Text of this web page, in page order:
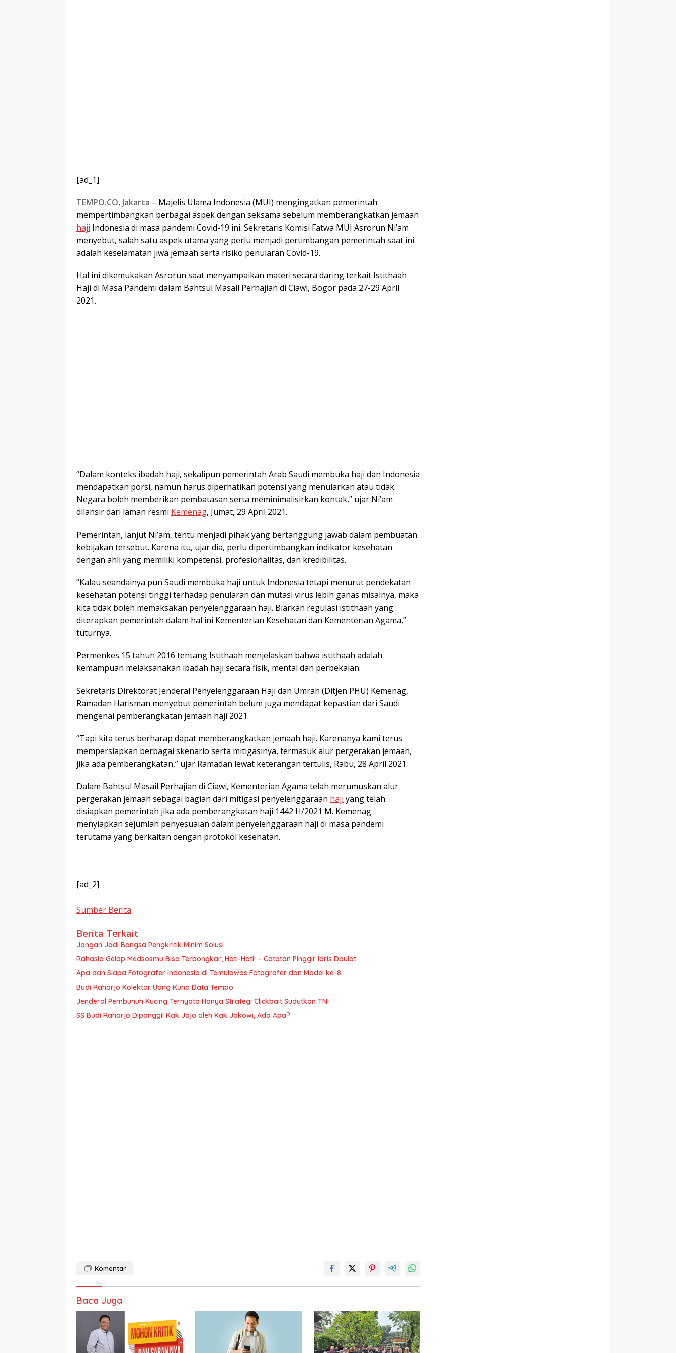
[ad_1]
TEMPO.CO, Jakarta – Majelis Ulama Indonesia (MUI) mengingatkan pemerintah
mempertimbangkan berbagai aspek dengan seksama sebelum memberangkatkan jemaah
haji Indonesia di masa pandemi Covid-19 ini. Sekretaris Komisi Fatwa MUI Asrorun Ni’am
menyebut, salah satu aspek utama yang perlu menjadi pertimbangan pemerintah saat ini
adalah keselamatan jiwa jemaah serta risiko penularan Covid-19.
Hal ini dikemukakan Asrorun saat menyampaikan materi secara daring terkait Istithaah
Haji di Masa Pandemi dalam Bahtsul Masail Perhajian di Ciawi, Bogor pada 27-29 April
2021.
“Dalam konteks ibadah haji, sekalipun pemerintah Arab Saudi membuka haji dan Indonesia
mendapatkan porsi, namun harus diperhatikan potensi yang menularkan atau tidak.
Negara boleh memberikan pembatasan serta meminimalisirkan kontak,” ujar Ni’am
dilansir dari laman resmi Kemenag, Jumat, 29 April 2021.
Pemerintah, lanjut Ni’am, tentu menjadi pihak yang bertanggung jawab dalam pembuatan
kebijakan tersebut. Karena itu, ujar dia, perlu dipertimbangkan indikator kesehatan
dengan ahli yang memiliki kompetensi, profesionalitas, dan kredibilitas.
“Kalau seandainya pun Saudi membuka haji untuk Indonesia tetapi menurut pendekatan
kesehatan potensi tinggi terhadap penularan dan mutasi virus lebih ganas misalnya, maka
kita tidak boleh memaksakan penyelenggaraan haji. Biarkan regulasi istithaah yang
diterapkan pemerintah dalam hal ini Kementerian Kesehatan dan Kementerian Agama,”
tuturnya.
Permenkes 15 tahun 2016 tentang Istithaah menjelaskan bahwa istithaah adalah
kemampuan melaksanakan ibadah haji secara fisik, mental dan perbekalan.
Sekretaris Direktorat Jenderal Penyelenggaraan Haji dan Umrah (Ditjen PHU) Kemenag,
Ramadan Harisman menyebut pemerintah belum juga mendapat kepastian dari Saudi
mengenai pemberangkatan jemaah haji 2021.
“Tapi kita terus berharap dapat memberangkatkan jemaah haji. Karenanya kami terus
mempersiapkan berbagai skenario serta mitigasinya, termasuk alur pergerakan jemaah,
jika ada pemberangkatan,” ujar Ramadan lewat keterangan tertulis, Rabu, 28 April 2021.
Dalam Bahtsul Masail Perhajian di Ciawi, Kementerian Agama telah merumuskan alur
pergerakan jemaah sebagai bagian dari mitigasi penyelenggaraan haji yang telah
disiapkan pemerintah jika ada pemberangkatan haji 1442 H/2021 M. Kemenag
menyiapkan sejumlah penyesuaian dalam penyelenggaraan haji di masa pandemi
terutama yang berkaitan dengan protokol kesehatan.
[ad_2]
Sumber Berita
Berita Terkait
Jangan Jadi Bangsa Pengkritik Minim Solusi
Rahasia Gelap Medsosmu Bisa Terbongkar, Hati-Hati! – Catatan Pinggir Idris Daulat
Apa dan Siapa Fotografer Indonesia di Temulawas Fotografer dan Model ke-8
Budi Raharjo Kolektor Uang Kuno Data Tempo
Jenderal Pembunuh Kucing Ternyata Hanya Strategi Clickbait Sudutkan TNI
SS Budi Raharjo Dipanggil Kak Jojo oleh Kak Jokowi, Ada Apa?
Komentar
Baca Juga